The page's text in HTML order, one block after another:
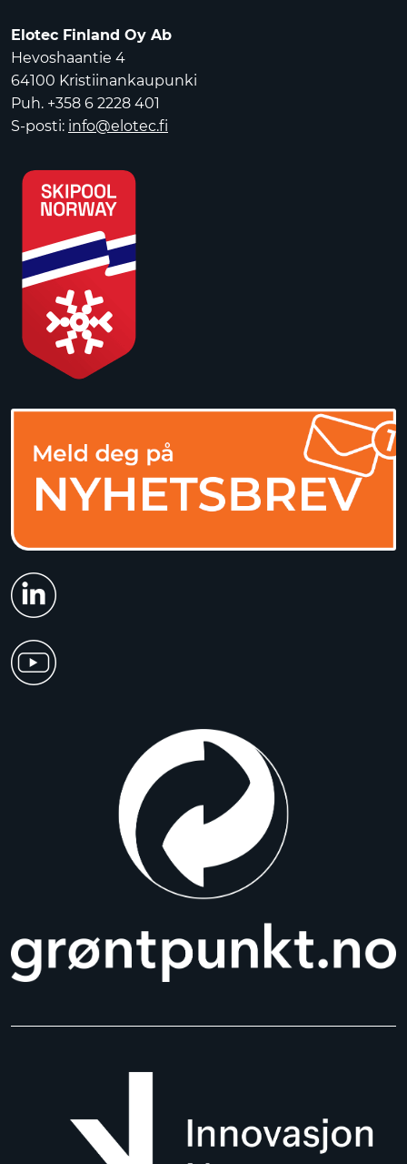
Elotec Finland Oy Ab
Hevoshaantie 4
64100 Kristiinankaupunki
Puh. +358 6 2228 401
S-posti: info@elotec.fi